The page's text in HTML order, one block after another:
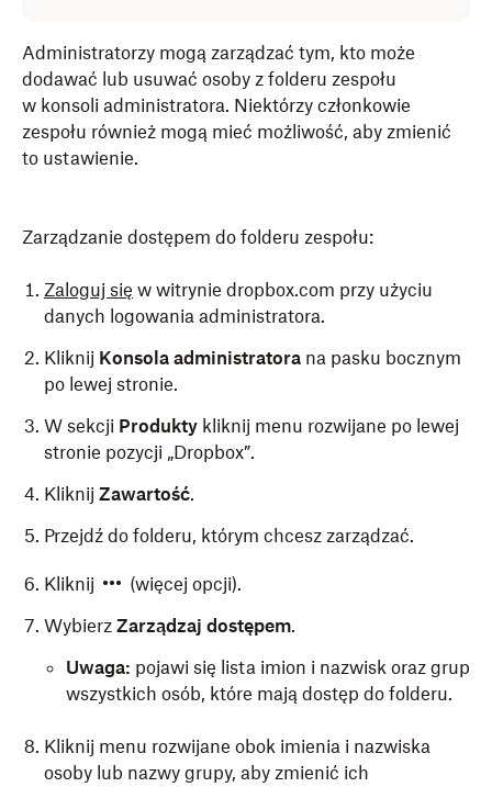
Administratorzy mogą zarządzać tym, kto może
dodawać lub usuwać osoby z folderu zespołu
w konsoli administratora. Niektórzy członkowie
zespołu również mogą mieć możliwość, aby zmienić
to ustawienie.
Zarządzanie dostępem do folderu zespołu:
Zaloguj się w witrynie dropbox.com przy użyciu
danych logowania administratora.
Kliknij Konsola administratora na pasku bocznym
po lewej stronie.
W sekcji Produkty kliknij menu rozwijane po lewej
stronie pozycji „Dropbox”.
Kliknij Zawartość.
Przejdź do folderu, którym chcesz zarządzać.
Kliknij
(więcej opcji).
Wybierz Zarządzaj dostępem.
Uwaga: pojawi się lista imion i nazwisk oraz grup
wszystkich osób, które mają dostęp do folderu.
Kliknij menu rozwijane obok imienia i nazwiska
osoby lub nazwy grupy, aby zmienić ich